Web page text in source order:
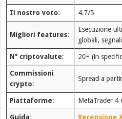
Il nostro voto: 4.7/5
Migliori features:
Esecuzione
globali,
N° criptovalute: 20+ (in
Commissioni
crypto:
Spread a
Piattaforme: MetaTrader 4
Guida: Recensione